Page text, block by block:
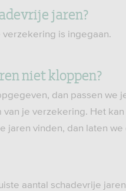
jaren?
is ingegaan.
niet kloppen?
dan passen we
je verzekering. Het
vinden, dan laten
aantal schadevrije